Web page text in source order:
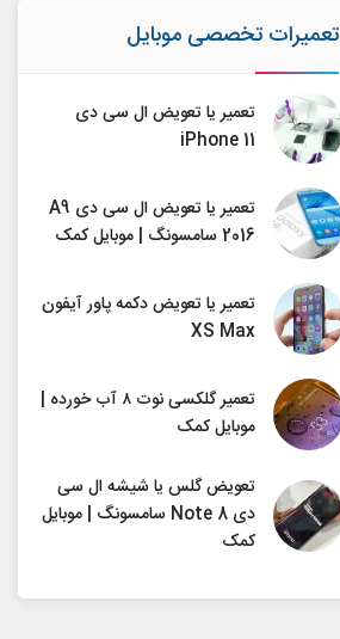
تعمیرات تخصصی موبایل
تعمیر یا تعویض ال سی دی
iPhone 11
تعمیر یا تعویض ال سی دی A9
2016 سامسونگ | موبایل کمک
تعمیر یا تعویض دکمه پاور آیفون
XS Max
تعمیر گلکسی نوت ۸ آب خورده |
موبایل کمک
تعویض گلس یا شیشه ال سی
دی Note 8 سامسونگ | موبایل
کمک